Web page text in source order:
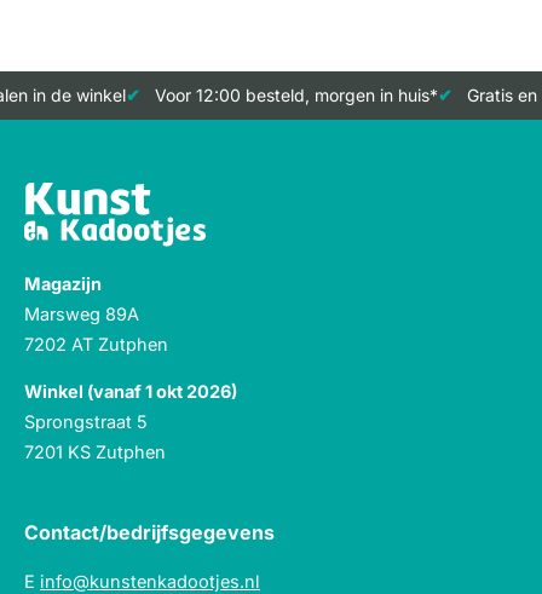
in de winkel Voor 12:00 besteld, morgen in huis* Gratis en
Magazijn
Marsweg 89A
7202 AT Zutphen
Winkel (vanaf 1 okt 2026)
Sprongstraat 5
7201 KS Zutphen
Contact/bedrijfsgegevens
E info@kunstenkadootjes.nl